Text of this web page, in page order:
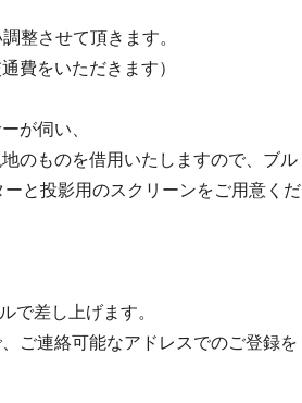
整させて頂きます。
費をいただきます）
が伺い、
のものを借用いたしますので、ブル
と投影用のスクリーンをご用意くだ
で差し上げます。
ご連絡可能なアドレスでのご登録を